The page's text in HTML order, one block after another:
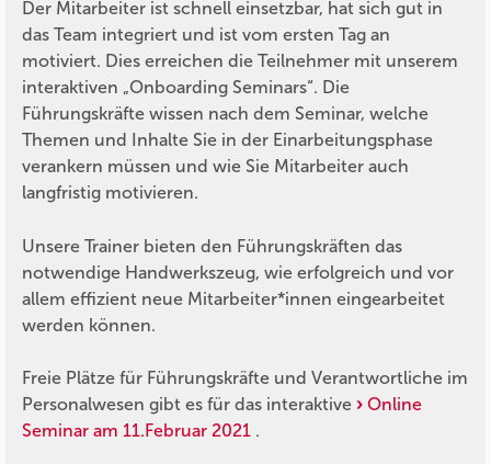
Der Mitarbeiter ist schnell einsetzbar, hat sich gut in
das Team integriert und ist vom ersten Tag an
motiviert. Dies erreichen die Teilnehmer mit unserem
interaktiven „Onboarding Seminars“. Die
Führungskräfte wissen nach dem Seminar, welche
Themen und Inhalte Sie in der Einarbeitungsphase
verankern müssen und wie Sie Mitarbeiter auch
langfristig motivieren.
Unsere Trainer bieten den Führungskräften das
notwendige Handwerkszeug, wie erfolgreich und vor
allem effizient neue Mitarbeiter*innen eingearbeitet
werden können.
Freie Plätze für Führungskräfte und Verantwortliche im
Personalwesen gibt es für das interaktive
Online
Seminar am 11.Februar 2021 .